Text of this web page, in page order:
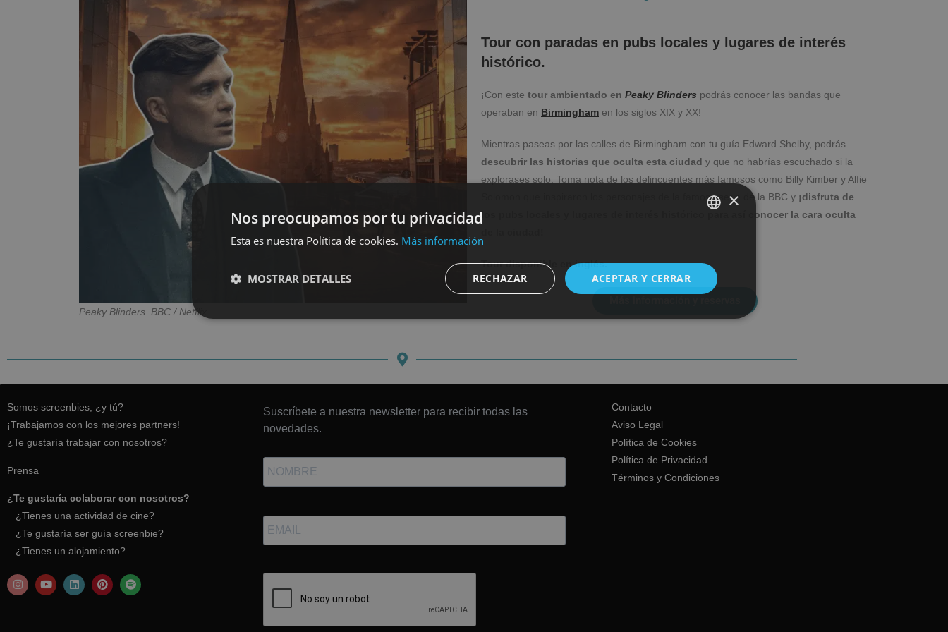
Peaky Blinders. BBC / Netflix
Tour con paradas en pubs locales y lugares de interés
histórico.
¡Con este tour ambientado en Peaky Blinders podrás conocer las bandas que
operaban en Birmingham en los siglos XIX y XX!
Mientras paseas por las calles de Birmingham con tu guía Edward Shelby, podrás
descubrir las historias que oculta esta ciudad y que no habrías escuchado si la
explorases solo. Toma nota de los delincuentes más famosos como Billy Kimber y Alfie
Solomon que inspiraron los personajes de la famosa serie de la BBC y ¡disfruta de
los pubs locales y lugares de interés histórico para así conocer la cara oculta
Tour disponible en inglés.
Somos screenbies, ¿y tú?
¡Trabajamos con los mejores partners!
¿Te gustaría trabajar con nosotros?
Prensa
¿Te gustaría colaborar con nosotros?
¿Tienes una actividad de cine?
¿Te gustaría ser guía screenbie?
¿Tienes un alojamiento?
Suscríbete a nuestra newsletter para recibir todas las
novedades.
Contacto
Aviso Legal
Política de Cookies
Política de Privacidad
Términos y Condiciones
ENGLISH
×
Nos preocupamos por tu privacidad
Esta es nuestra Política de cookies. Más información
ACEPTAR Y CERRAR
RECHAZAR
MOSTRAR DETALLES